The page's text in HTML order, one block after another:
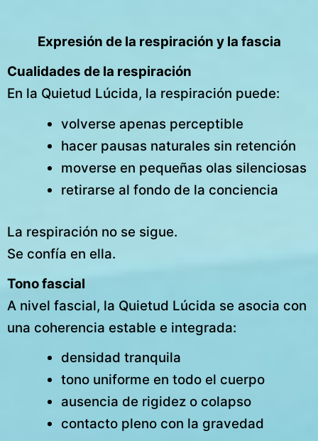
Expresión de la respiración y la fascia
Cualidades de la respiración
En la Quietud Lúcida, la respiración puede:
volverse apenas perceptible
hacer pausas naturales sin retención
moverse en pequeñas olas silenciosas
retirarse al fondo de la conciencia
La respiración no se sigue.
Se confía en ella.
Tono fascial
A nivel fascial, la Quietud Lúcida se asocia con
una coherencia estable e integrada:
densidad tranquila
tono uniforme en todo el cuerpo
ausencia de rigidez o colapso
contacto pleno con la gravedad